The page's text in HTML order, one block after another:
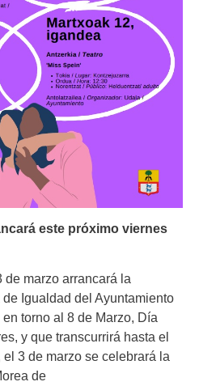
este próximo viernes
de marzo arrancará la
Igualdad del Ayuntamiento
torno al 8 de Marzo, Día
y que transcurrirá hasta el
3 de marzo se celebrará la
de